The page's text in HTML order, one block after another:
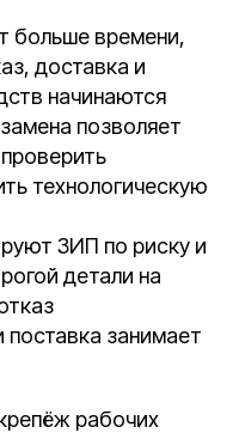
больше времени,
доставка и
начинаются
позволяет
технологическую
ЗИП по риску и
детали на
занимает
рабочих